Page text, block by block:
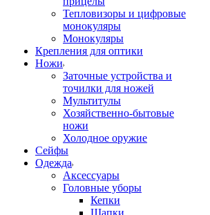
Тепловизоры и цифровые
монокуляры
Монокуляры
Крепления для оптики
Ножи
Заточные устройства и
точилки для ножей
Мультитулы
Хозяйственно-бытовые
ножи
Холодное оружие
Сейфы
Одежда
Аксессуары
Головные уборы
Кепки
Шапки